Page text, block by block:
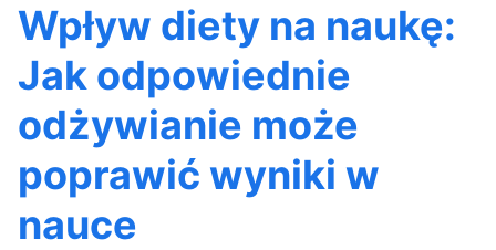
Wpływ diety na naukę:
Jak odpowiednie
odżywianie może
poprawić wyniki w
nauce